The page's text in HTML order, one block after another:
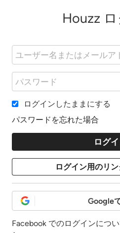
Houzz
ログインしたままにする
パスワードを忘れた場合
Google
Facebook でのログインについ